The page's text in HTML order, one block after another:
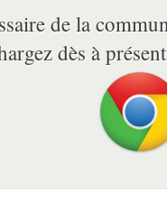
de la
dès à